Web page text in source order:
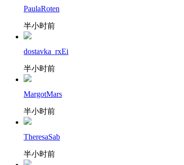
PaulaRoten
半小时前
dostavka_rxEi
半小时前
MargotMars
半小时前
TheresaSab
半小时前